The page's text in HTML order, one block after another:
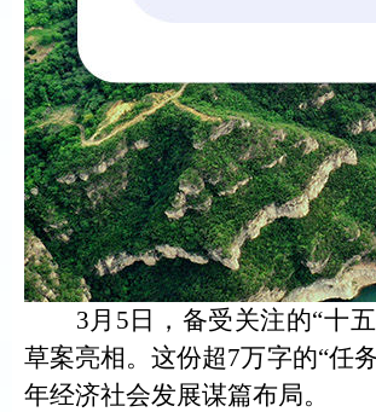
3月5日，备受关注的“十
草案亮相。这份超7万字的“任
年经济社会发展谋篇布局。